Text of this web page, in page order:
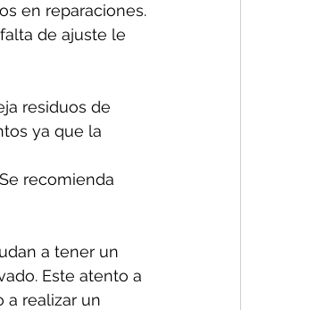
en reparaciones.
de ajuste le
residuos de
ya que la
recomienda
a tener un
Este atento a
a realizar un